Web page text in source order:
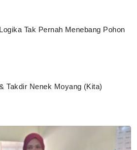
Tak Pernah Menebang Pohon
Takdir Nenek Moyang (Kita)